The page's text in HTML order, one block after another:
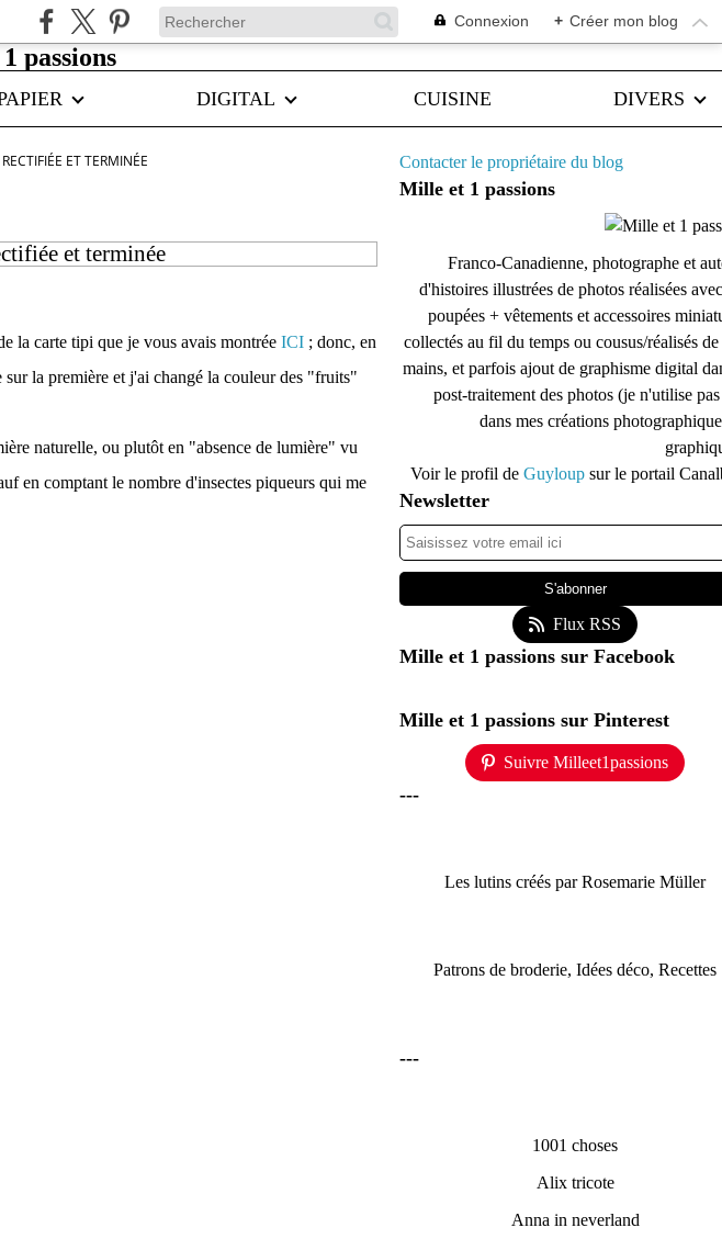
Connexion + Créer mon blog
DIGITAL CUISINE DIVERS
ET TERMINÉE
et terminée
la carte tipi que je vous avais montrée ICI ; donc, en
la première et j'ai changé la couleur des "fruits"
naturelle, ou plutôt en "absence de lumière" vu
en comptant le nombre d'insectes piqueurs qui me
Contacter le propriétaire du blog
Mille et 1 passions
Franco-Canadienne, photographe et
d'histoires illustrées de photos réalisées
poupées + vêtements et accessoires
collectés au fil du temps ou cousus/réalisés de
mains, et parfois ajout de graphisme digital
post-traitement des photos (je n'utilise
dans mes créations
Voir le profil de Guyloup sur le portail
Newsletter
Flux RSS
Mille et 1 passions sur Facebook
Mille et 1 passions sur Pinterest
Suivre Milleet1passions
---
Les lutins créés par Rosemarie Müller
Patrons de broderie, Idées déco, Recettes
---
1001 choses
Alix tricote
Anna in neverland